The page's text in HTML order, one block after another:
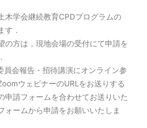
木学会継続教育CPDプログラムの
す．
の方は，現地会場の受付にて申請を
員会報告・招待講演にオンライン参
ウェビナーのURLをお送りする
申請フォームを合わせてお送りいた
ォームから申請をお願いいたしま